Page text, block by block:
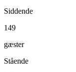
Siddende
149
gæster
Stående